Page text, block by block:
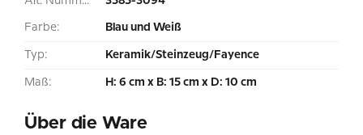
Farbe: Blau und Weiß
Typ: Keramik/Steinzeug/Fayence
Maß: H: 6 cm x B: 15 cm x D: 10 cm
Über die Ware